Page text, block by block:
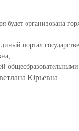
будет организована
портал
Юрьевна